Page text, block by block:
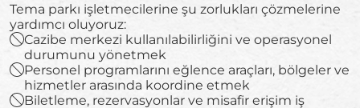
Tema parkı işletmecilerine şu zorlukları çözmelerine
yardımcı oluyoruz:
Cazibe merkezi kullanılabilirliğini ve operasyonel
durumunu yönetmek
Personel programlarını eğlence araçları, bölgeler ve
hizmetler arasında koordine etmek
Biletleme, rezervasyonlar ve misafir erişim iş